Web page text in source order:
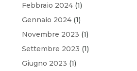
Febbraio 2024(1)
Gennaio 2024(1)
Novembre 2023 (1)
Settembre 2023 (1)
Giugno 2023 (1)